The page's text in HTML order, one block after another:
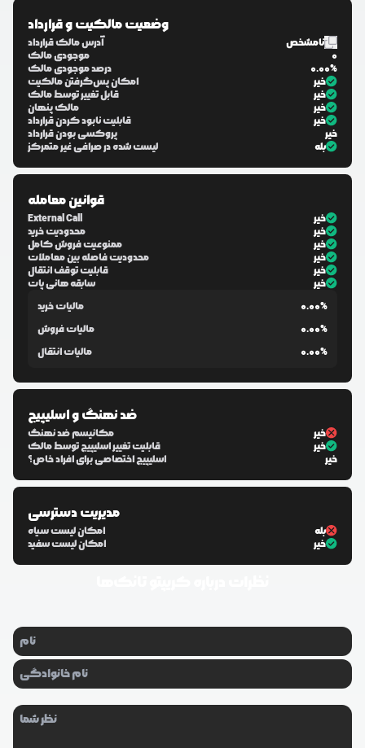
وضعیت مالکیت و قرارداد
آدرس مالک قرارداد
نامشخص
موجودی مالک
0
درصد موجودی مالک
0.00%
امکان پس‌گرفتن مالکیت
خیر
قابل تغییر توسط مالک
خیر
مالک پنهان
خیر
قابلیت نابود کردن قرارداد
خیر
پروکسی بودن قرارداد
خیر
لیست شده در صرافی غیر متمرکز
بله
قوانین معامله
External Call
خیر
محدودیت خرید
خیر
ممنوعیت فروش کامل
خیر
محدودیت فاصله بین معاملات
خیر
قابلیت توقف انتقال
خیر
سابقه هانی پات
خیر
مالیات خرید
0.00%
مالیات فروش
0.00%
مالیات انتقال
0.00%
ضد نهنگ و اسلیپیج
مکانیسم ضد نهنگ
خیر
قابلیت تغییر اسلیپیج توسط مالک
خیر
اسلیپیج اختصاصی برای افراد خاص؟
خیر
مدیریت دسترسی
امکان لیست سیاه
بله
امکان لیست سفید
خیر